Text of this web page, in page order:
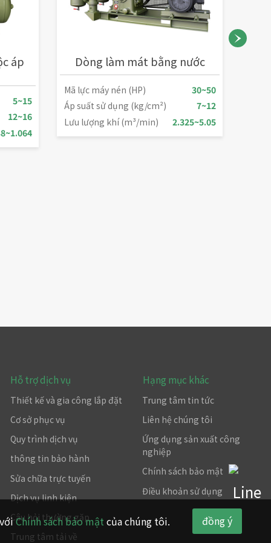
áp
5~15
12~16
Dòng làm mát bằng nước
Mã lực máy nén (HP)
30~50
Áp suất sử dụng (kg/cm²)
7~12
Lưu lượng khí (m³/min)
2.325~5.05
Hỗ trợ dịch vụ
Thiết kế và gia công lắp đặt
Cơ sở phục vụ
Quy trình dịch vụ
thông tin bảo hành
Sửa chữa trực tuyến
Dịch vụ linh kiện
Câu hỏi thường gặp
Trung tâm tải về
Hạng mục khác
Trung tâm tin tức
Liên hệ chúng tôi
Ứng dụng sản xuất công
nghiệp
Chính sách bảo mật
Điều khoản sử dụng
Chính sách bảo mật của chúng tôi. đồng ý